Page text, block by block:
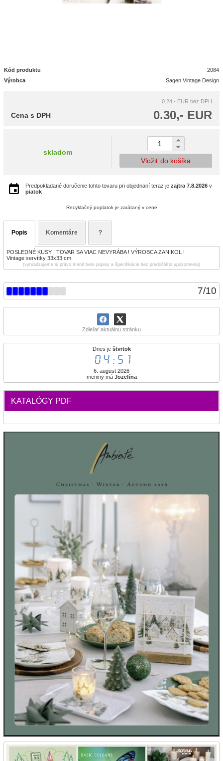
7/10
Zdieľať aktuálnu stránku
Dnes je štvrtok
04:51
6. august 2026
meniny má Jozefína
KATALÓGY PDF
Kód produktu
2084
Výrobca
Sagen Vintage Design
0.24,- EUR bez DPH
0.30,- EUR
Cena s DPH
skladom
Vložiť do košíka
Predpokladané doručenie tohto tovaru pri objednaní teraz je zajtra 7.8.2026 v
piatok
Recyklačný poplatok je zarátaný v cene
Popis Komentáre ?
POSLEDNÉ KUSY ! TOVAR SA VIAC NEVYRÁBA ! VÝROBCA ZANIKOL !
Vintage servítky 33x33 cm.
(vyhradzujeme si právo meniť tieto popisy a špecifikácie bez predošlého upozornenia)